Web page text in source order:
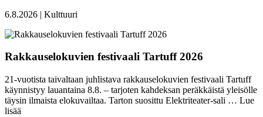
6.8.2026 | Kulttuuri
Rakkauselokuvien festivaali Tartuff 2026
21-vuotista taivaltaan juhlistava rakkauselokuvien festivaali Tartuff
käynnistyy lauantaina 8.8. – tarjoten kahdeksan peräkkäistä yleisölle
täysin ilmaista elokuvailtaa. Tarton suosittu Elektriteater-sali … Lue
lisää